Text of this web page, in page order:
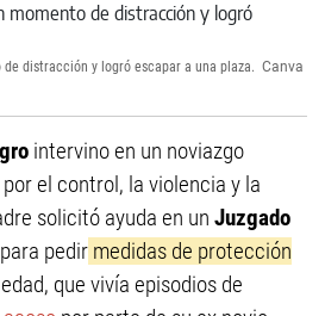
distracción y logró escapar a una plaza. Canva
intervino en un noviazgo
el control, la violencia y la
solicitó ayuda en un Juzgado
para pedir medidas de protección
que vivía episodios de